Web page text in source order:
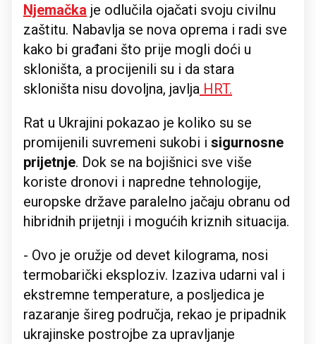
Njemačka je odlučila ojačati svoju civilnu
zaštitu. Nabavlja se nova oprema i radi sve
kako bi građani što prije mogli doći u
skloništa, a procijenili su i da stara
skloništa nisu dovoljna, javlja HRT.
Rat u Ukrajini pokazao je koliko su se
promijenili suvremeni sukobi i sigurnosne
prijetnje. Dok se na bojišnici sve više
koriste dronovi i napredne tehnologije,
europske države paralelno jačaju obranu od
hibridnih prijetnji i mogućih kriznih situacija.
- Ovo je oružje od devet kilograma, nosi
termobarički eksploziv. Izaziva udarni val i
ekstremne temperature, a posljedica je
razaranje šireg područja, rekao je pripadnik
ukrajinske postrojbe za upravljanje